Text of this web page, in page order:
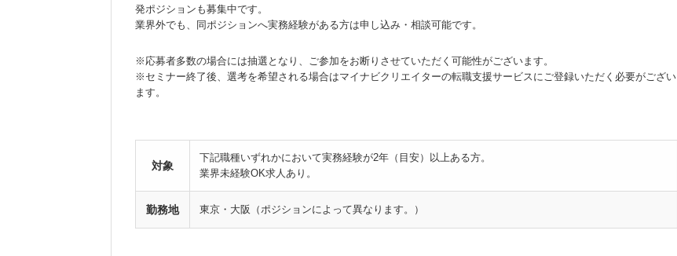
発ポジションも募集中です。
業界外でも、同ポジションへ実務経験がある方は申し込み・相談可能です。
※応募者多数の場合には抽選となり、ご参加をお断りさせていただく可能性がございます。
※セミナー終了後、選考を希望される場合はマイナビクリエイターの転職支援サービスにご登録いただく必要がござい
ます。
対象
下記職種いずれかにおいて実務経験が2年（目安）以上ある方。
業界未経験OK求人あり。
勤務地 東京・大阪（ポジションによって異なります。）